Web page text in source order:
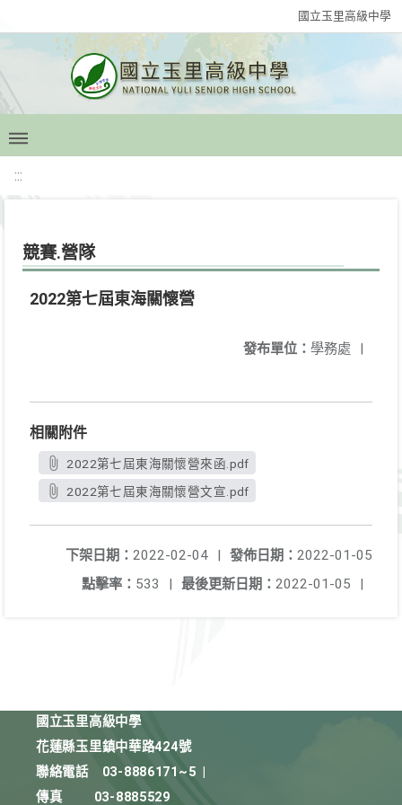
國立玉里高級中學
:::
競賽.營隊
2022第七屆東海關懷營
發布單位： 學務處 |
相關附件
2022第七屆東海關懷營來函.pdf
2022第七屆東海關懷營文宣.pdf
發佈日期： 2022-01-05
下架日期： 2022-02-04
|
最後更新日期： 2022-01-05 |
點擊率： 533 |
國立玉里高級中學
花蓮縣玉里鎮中華路424號
聯絡電話
03-8886171~5
傳真
03-8885529